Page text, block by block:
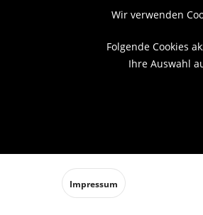
Impressum
Wir verwenden
Folgende Cookies
Ihre Auswahl